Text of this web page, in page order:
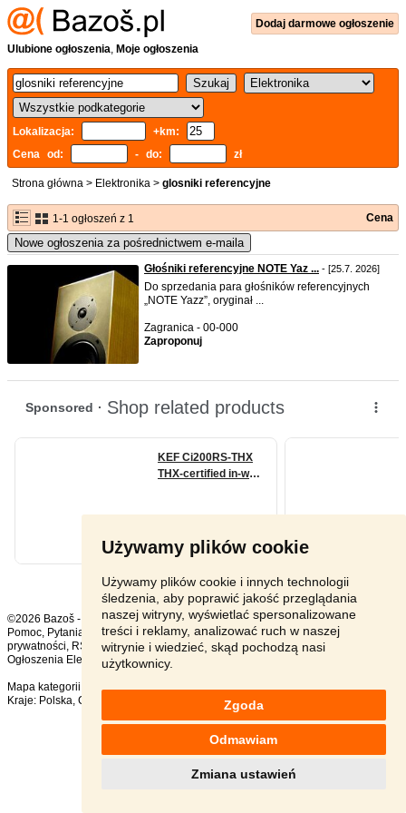
Używamy plików cookie
Używamy plików cookie i innych technologii
śledzenia, aby poprawić jakość przeglądania
naszej witryny, wyświetlać spersonalizowane
treści i reklamy, analizować ruch w naszej
witrynie i wiedzieć, skąd pochodzą nasi
użytkownicy.
Zgoda
Odmawiam
Zmiana ustawień
Dodaj darmowe ogłoszenie
Ulubione ogłoszenia, Moje ogłoszenia
Lokalizacja:
+km:
Cena od:
- do: zł
Strona główna > Elektronika > glosniki referencyjne
1-1 ogłoszeń z 1 Cena
Nowe ogłoszenia za pośrednictwem e-maila
Głośniki referencyjne NOTE Yaz ... - [25.7. 2026]
Do sprzedania para głośników referencyjnych
„NOTE Yazz”, oryginał ...
Zagranica - 00-000
Zaproponuj
©2026 Bazoš -
sprzedam, ogłoszenia
Pomoc, Pytania Komentarze,Kontakt ,Reklama,Regulamin ,Polityka
prywatności, RSS
Ogłoszenia Elektronika ogółem: 174
Mapa kategorii
Popularne wyszukiwania
Kraje: Polska, Czechy